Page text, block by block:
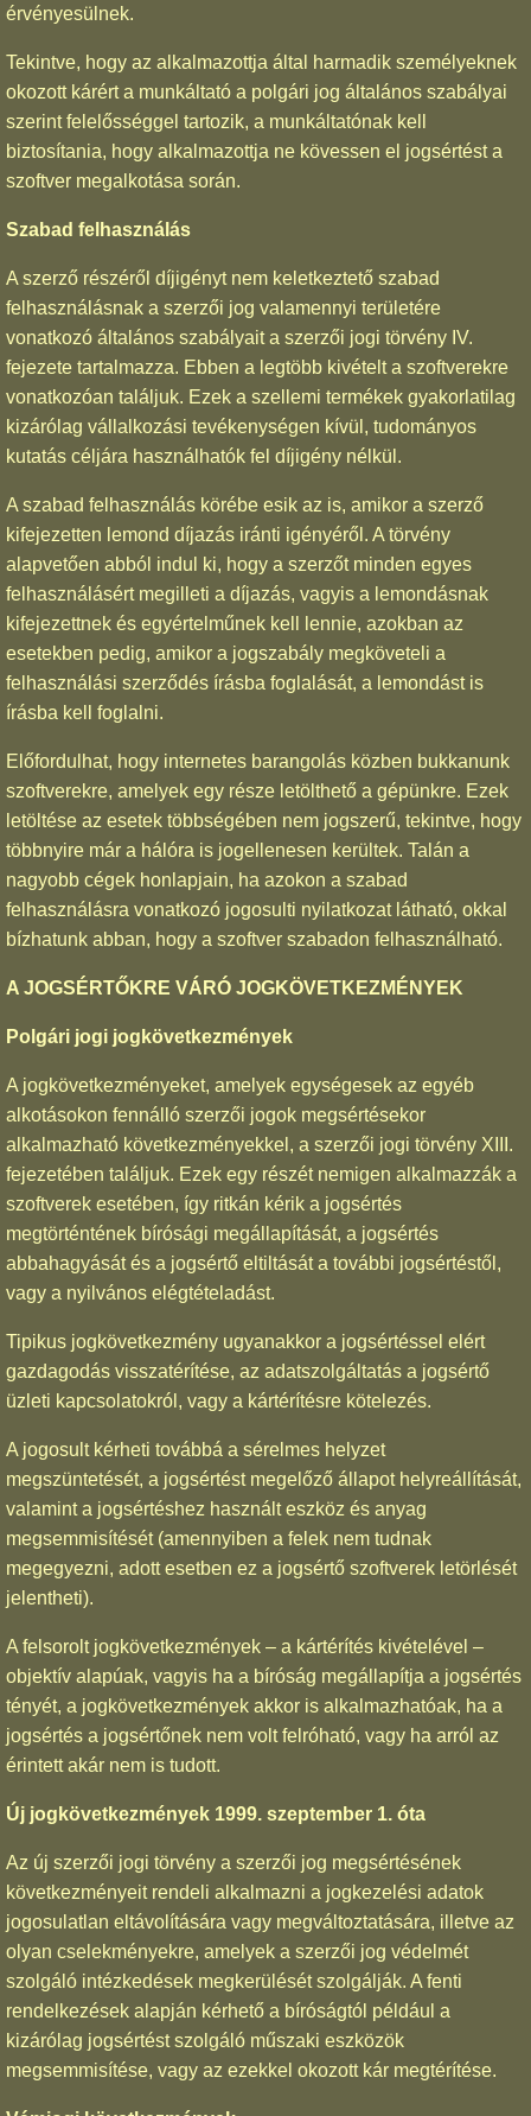
érvényesülnek.
Tekintve, hogy az alkalmazottja által harmadik személyeknek
okozott kárért a munkáltató a polgári jog általános szabályai
szerint felelősséggel tartozik, a munkáltatónak kell
biztosítania, hogy alkalmazottja ne kövessen el jogsértést a
szoftver megalkotása során.
Szabad felhasználás
A szerző részéről díjigényt nem keletkeztető szabad
felhasználásnak a szerzői jog valamennyi területére
vonatkozó általános szabályait a szerzői jogi törvény IV.
fejezete tartalmazza. Ebben a legtöbb kivételt a szoftverekre
vonatkozóan találjuk. Ezek a szellemi termékek gyakorlatilag
kizárólag vállalkozási tevékenységen kívül, tudományos
kutatás céljára használhatók fel díjigény nélkül.
A szabad felhasználás körébe esik az is, amikor a szerző
kifejezetten lemond díjazás iránti igényéről. A törvény
alapvetően abból indul ki, hogy a szerzőt minden egyes
felhasználásért megilleti a díjazás, vagyis a lemondásnak
kifejezettnek és egyértelműnek kell lennie, azokban az
esetekben pedig, amikor a jogszabály megköveteli a
felhasználási szerződés írásba foglalását, a lemondást is
írásba kell foglalni.
Előfordulhat, hogy internetes barangolás közben bukkanunk
szoftverekre, amelyek egy része letölthető a gépünkre. Ezek
letöltése az esetek többségében nem jogszerű, tekintve, hogy
többnyire már a hálóra is jogellenesen kerültek. Talán a
nagyobb cégek honlapjain, ha azokon a szabad
felhasználásra vonatkozó jogosulti nyilatkozat látható, okkal
bízhatunk abban, hogy a szoftver szabadon felhasználható.
A JOGSÉRTŐKRE VÁRÓ JOGKÖVETKEZMÉNYEK
Polgári jogi jogkövetkezmények
A jogkövetkezményeket, amelyek egységesek az egyéb
alkotásokon fennálló szerzői jogok megsértésekor
alkalmazható következményekkel, a szerzői jogi törvény XIII.
fejezetében találjuk. Ezek egy részét nemigen alkalmazzák a
szoftverek esetében, így ritkán kérik a jogsértés
megtörténtének bírósági megállapítását, a jogsértés
abbahagyását és a jogsértő eltiltását a további jogsértéstől,
vagy a nyilvános elégtételadást.
Tipikus jogkövetkezmény ugyanakkor a jogsértéssel elért
gazdagodás visszatérítése, az adatszolgáltatás a jogsértő
üzleti kapcsolatokról, vagy a kártérítésre kötelezés.
A jogosult kérheti továbbá a sérelmes helyzet
megszüntetését, a jogsértést megelőző állapot helyreállítását,
valamint a jogsértéshez használt eszköz és anyag
megsemmisítését (amennyiben a felek nem tudnak
megegyezni, adott esetben ez a jogsértő szoftverek letörlését
jelentheti).
A felsorolt jogkövetkezmények – a kártérítés kivételével –
objektív alapúak, vagyis ha a bíróság megállapítja a jogsértés
tényét, a jogkövetkezmények akkor is alkalmazhatóak, ha a
jogsértés a jogsértőnek nem volt felróható, vagy ha arról az
érintett akár nem is tudott.
Új jogkövetkezmények 1999. szeptember 1. óta
Az új szerzői jogi törvény a szerzői jog megsértésének
következményeit rendeli alkalmazni a jogkezelési adatok
jogosulatlan eltávolítására vagy megváltoztatására, illetve az
olyan cselekményekre, amelyek a szerzői jog védelmét
szolgáló intézkedések megkerülését szolgálják. A fenti
rendelkezések alapján kérhető a bíróságtól például a
kizárólag jogsértést szolgáló műszaki eszközök
megsemmisítése, vagy az ezekkel okozott kár megtérítése.